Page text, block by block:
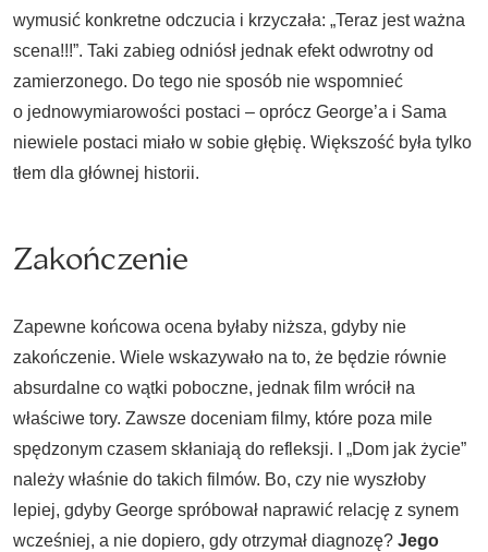
wymusić konkretne odczucia i krzyczała: „Teraz jest ważna
scena!!!”. Taki zabieg odniósł jednak efekt odwrotny od
zamierzonego. Do tego nie sposób nie wspomnieć
o jednowymiarowości postaci – oprócz George’a i Sama
niewiele postaci miało w sobie głębię. Większość była tylko
tłem dla głównej historii.
Zakończenie
Zapewne końcowa ocena byłaby niższa, gdyby nie
zakończenie. Wiele wskazywało na to, że będzie równie
absurdalne co wątki poboczne, jednak film wrócił na
właściwe tory. Zawsze doceniam filmy, które poza mile
spędzonym czasem skłaniają do refleksji. I „Dom jak życie”
należy właśnie do takich filmów. Bo, czy nie wyszłoby
lepiej, gdyby George spróbował naprawić relację z synem
wcześniej, a nie dopiero, gdy otrzymał diagnozę? Jego